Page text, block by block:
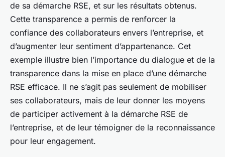
de sa démarche RSE, et sur les résultats obtenus.
Cette transparence a permis de renforcer la
confiance des collaborateurs envers l’entreprise, et
d’augmenter leur sentiment d’appartenance. Cet
exemple illustre bien l’importance du dialogue et de la
transparence dans la mise en place d’une démarche
RSE efficace. Il ne s’agit pas seulement de mobiliser
ses collaborateurs, mais de leur donner les moyens
de participer activement à la démarche RSE de
l’entreprise, et de leur témoigner de la reconnaissance
pour leur engagement.